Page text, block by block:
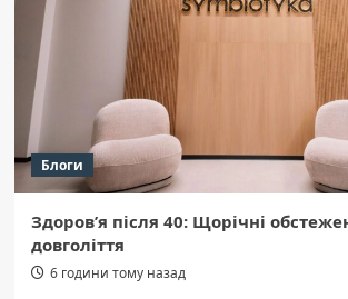
Блоги
Здоров’я після 40: Щорічні
довголіття
6 години тому назад